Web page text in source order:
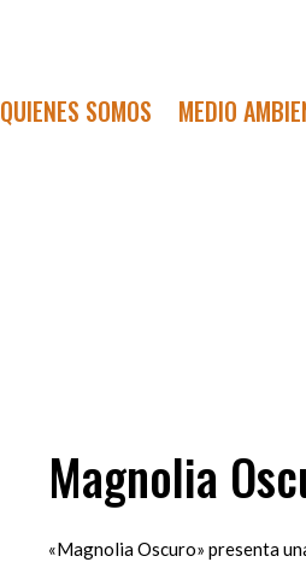
QUIENES SOMOS MEDIO
Magnolia
«Magnolia Oscuro» presenta